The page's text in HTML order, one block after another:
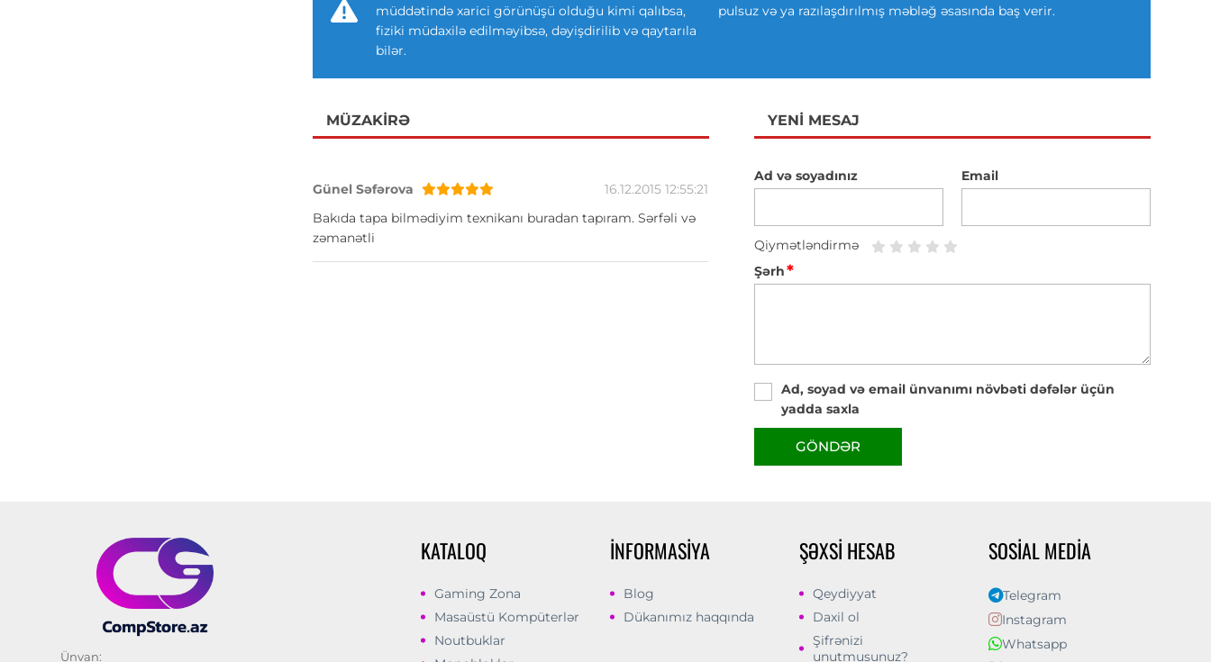
müddətində xarici görünüşü olduğu kimi qalıbsa,
fiziki müdaxilə edilməyibsə, dəyişdirilib və qaytarıla
bilər.
pulsuz və ya razılaşdırılmış məbləğ əsasında baş verir.
MÜZAKIRƏ
Günel Səfərova
16.12.2015 12:55:21
Bakıda tapa bilmədiyim texnikanı buradan tapıram. Sərfəli və
zəmanətli
YENI MESAJ
Ad və soyadınız Email
Qiymətləndirmə
Şərh*
Ad, soyad və email ünvanımı növbəti dəfələr üçün
yadda saxla
GÖNDƏR
Ünvan:
KATALOQ
Gaming Zona
Masaüstü Kompüterlər
Noutbuklar
İNFORMASIYA
Blog
Dükanımız haqqında
ŞƏXSI HESAB
Qeydiyyat
Daxil ol
Şifrənizi
unutmusunuz?
SOSIAL MEDIA
Telegram
Instagram
Whatsapp